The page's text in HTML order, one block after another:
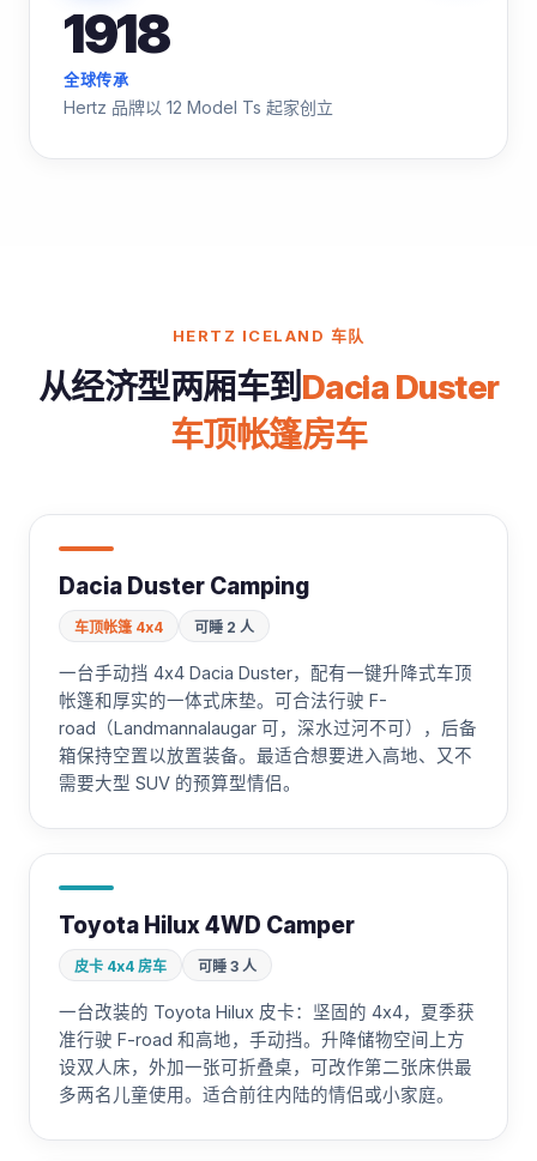
1918
全球传承
Hertz 品牌以 12 Model Ts 起家创立
HERTZ ICELAND 车队
从经济型两厢车到Dacia Duster
车顶帐篷房车
Dacia Duster Camping
车顶帐篷 4x4 可睡 2 人
一台手动挡 4x4 Dacia Duster，配有一键升降式车顶
帐篷和厚实的一体式床垫。可合法行驶 F-
road（Landmannalaugar 可，深水过河不可），后备
箱保持空置以放置装备。最适合想要进入高地、又不
需要大型 SUV 的预算型情侣。
Toyota Hilux 4WD Camper
皮卡 4x4 房车 可睡 3 人
一台改装的 Toyota Hilux 皮卡：坚固的 4x4，夏季获
准行驶 F-road 和高地，手动挡。升降储物空间上方
设双人床，外加一张可折叠桌，可改作第二张床供最
多两名儿童使用。适合前往内陆的情侣或小家庭。